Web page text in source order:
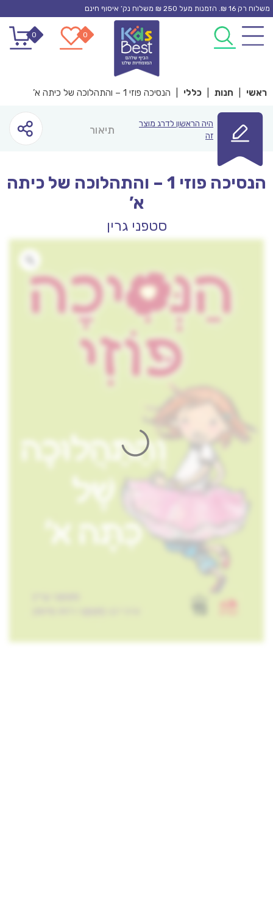
Skip
content
משלוח רק 16 ₪. הזמנות מעל 250 ₪ משלוח נק’ איסוף חינם
0
0
ראשי חנות כללי הנסיכה פוזי 1 – והתהלוכה של כיתה א’
היה הראשון לדרג מוצר
זה
תיאור
הנסיכה פוזי 1 – והתהלוכה של כיתה
א’
סטפני גרין